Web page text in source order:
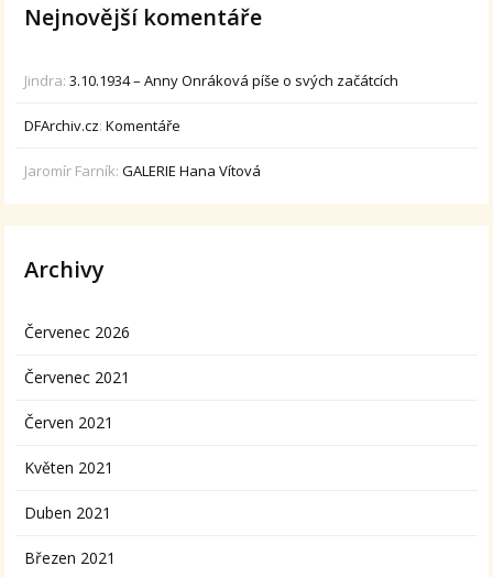
Nejnovější komentáře
Jindra:3.10.1934 – Anny Onráková píše o svých začátcích
DFArchiv.cz:Komentáře
Jaromír Farník:GALERIE Hana Vítová
Archivy
Červenec 2026
Červenec 2021
Červen 2021
Květen 2021
Duben 2021
Březen 2021